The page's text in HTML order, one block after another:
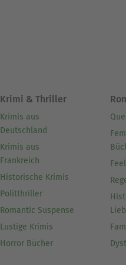
Krimi & Thriller
Krimis aus
Deutschland
Krimis aus
Frankreich
Historische Krimis
Politthriller
Romantic Suspense
Lustige Krimis
Horror Bücher